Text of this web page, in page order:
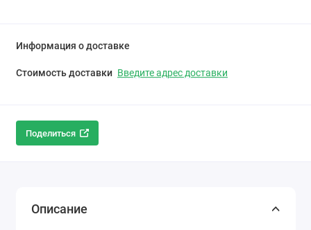
Информация о доставке
Стоимость доставки Введите адрес доставки
Поделиться
Описание